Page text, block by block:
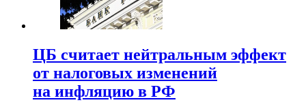
ЦБ считает нейтральным эффект
от налоговых изменений
на инфляцию в РФ